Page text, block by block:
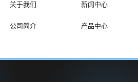
关于我们 新闻中心
公司简介 产品中心